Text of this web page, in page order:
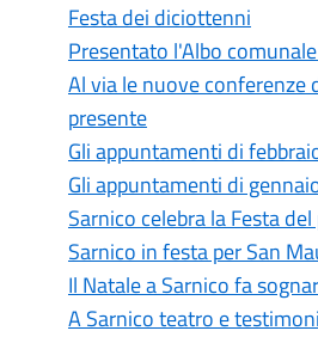
Festa dei diciottenni
Presentato l'Albo
Al via le nuove conferenze
presente
Gli appuntamenti di
Gli appuntamenti di
Sarnico celebra la Festa
Sarnico in festa per San
Il Natale a Sarnico fa
A Sarnico teatro e